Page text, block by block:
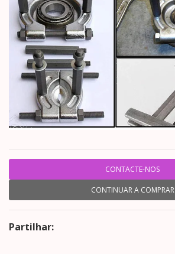
CONTACTE-NOS
CONTINUAR A COMPRAR
Partilhar: